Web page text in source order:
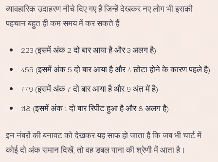
व्यावहारिक उदाहरण नीचे दिए गए हैं जिन्हें देखकर नए लोग भी इसकी
पहचान बहुत ही कम समय में कर सकते हैं:
223 (इसमें अंक 2 दो बार आया है और 3 अलग है)
455 (इसमें अंक 5 दो बार आया है और 4 छोटा होने के कारण पहले है)
779 (इसमें अंक 7 दो बार आया है और 9 अंत में है)
118 (इसमें अंक 1 दो बार रिपीट हुआ है और 8 अलग है)
इन नंबरों की बनावट को देखकर यह साफ हो जाता है कि जब भी चार्ट में
कोई दो अंक समान दिखें, तो वह डबल पाना की श्रेणी में आता है।